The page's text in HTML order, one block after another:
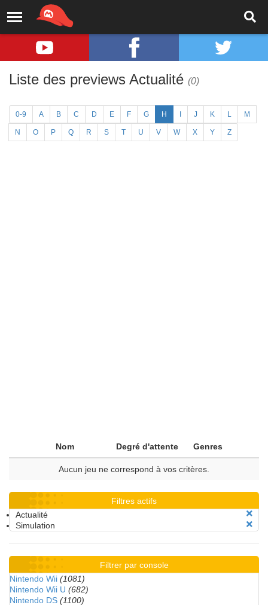
Liste des previews Actualité (0)
0-9 A B C D E F G H J K L M
N O P Q R S T U V W X Y Z
Nom Degré d'attente Genres
Aucun jeu ne correspond à vos critères.
Filtres actifs
Actualité
Simulation
Filtrer par console
Nintendo Wii (1081)
Nintendo Wii U (682)
Nintendo DS (1100)